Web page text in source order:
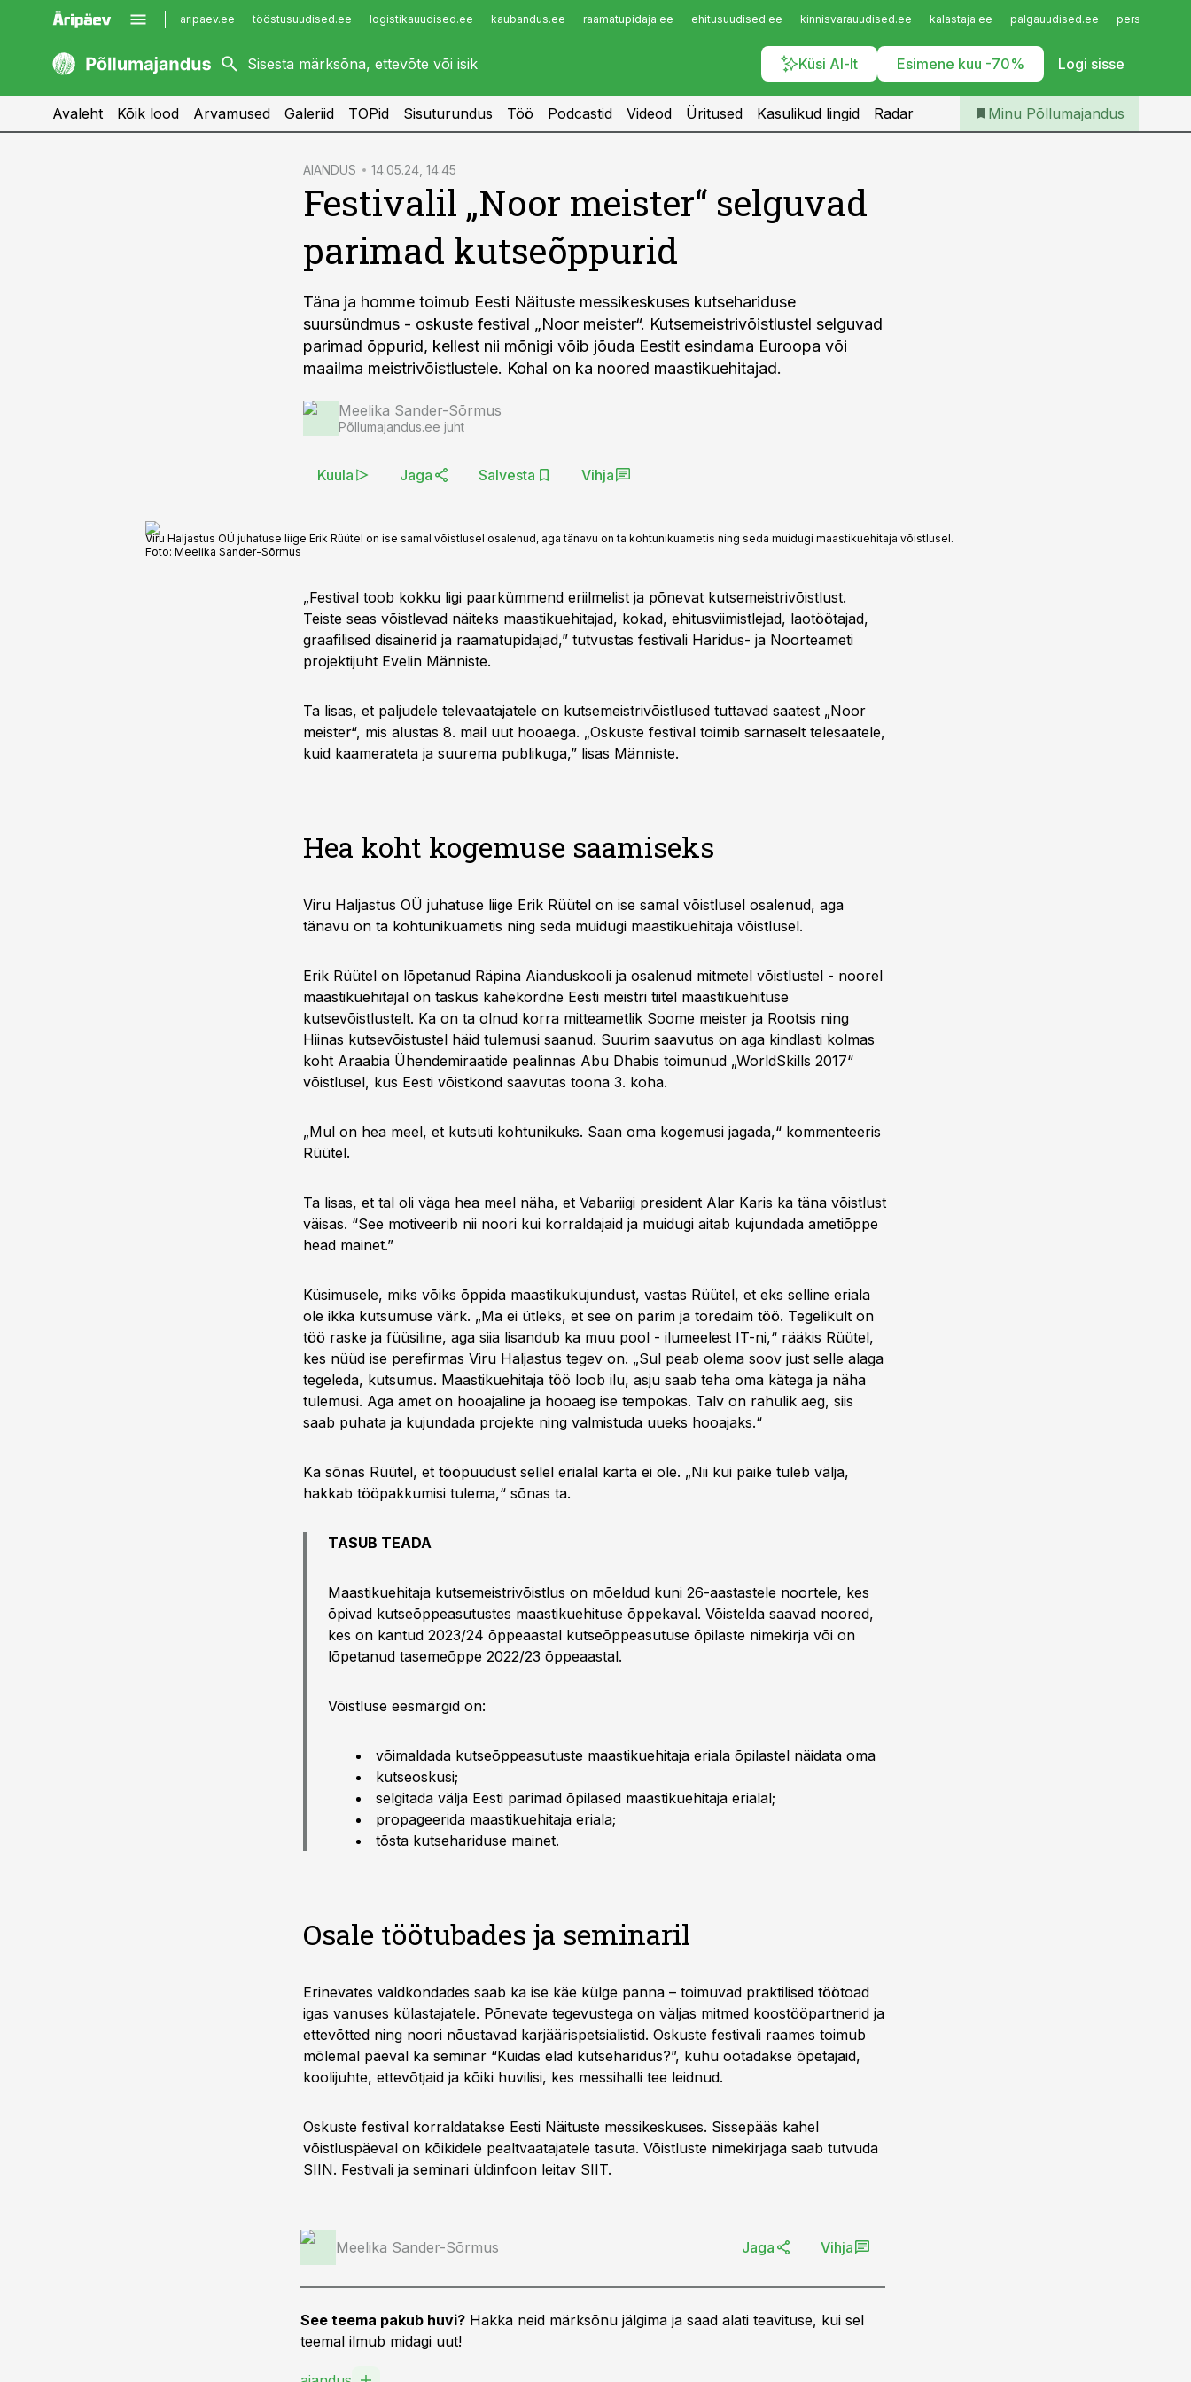
aripaev.ee tööstusuudised.ee logistikauudised.ee kaubandus.ee raamatupidaja.ee ehitusuudised.ee kinnisvarauudised.ee kalastaja.ee palgauudised.ee
Küsi AI-lt Esimene kuu -70% Logi sisse
kaubandus.ee
kinnisvarauudised.ee
imelineajalugu.ee
Infopank
Iseteenindus
Telli Põllumajandus
Avaleht Kõik lood Arvamused Galeriid TOPid Sisuturundus Töö Podcastid Videod Üritused Kasulikud lingid Radar Minu Põllumajandus
AIANDUS 14.05.24, 14:45
Festivalil „Noor meister“ selguvad
parimad kutseõppurid
Täna ja homme toimub Eesti Näituste messikeskuses kutsehariduse
suursündmus - oskuste festival „Noor meister“. Kutsemeistrivõistlustel selguvad
parimad õppurid, kellest nii mõnigi võib jõuda Eestit esindama Euroopa või
maailma meistrivõistlustele. Kohal on ka noored maastikuehitajad.
Meelika Sander-Sõrmus
Põllumajandus.ee juht
Kuula Jaga Salvesta Vihja
Viru Haljastus OÜ juhatuse liige Erik Rüütel on ise samal võistlusel osalenud, aga tänavu on ta kohtunikuametis ning seda muidugi maastikuehitaja võistlusel.
Foto: Meelika Sander-Sõrmus
„Festival toob kokku ligi paarkümmend eriilmelist ja põnevat kutsemeistrivõistlust.
Teiste seas võistlevad näiteks maastikuehitajad, kokad, ehitusviimistlejad, laotöötajad,
graafilised disainerid ja raamatupidajad,” tutvustas festivali Haridus- ja Noorteameti
projektijuht Evelin Männiste.
Ta lisas, et paljudele televaatajatele on kutsemeistrivõistlused tuttavad saatest „Noor
meister“, mis alustas 8. mail uut hooaega. „Oskuste festival toimib sarnaselt telesaatele,
kuid kaamerateta ja suurema publikuga,” lisas Männiste.
Hea koht kogemuse saamiseks
Viru Haljastus OÜ juhatuse liige Erik Rüütel on ise samal võistlusel osalenud, aga
tänavu on ta kohtunikuametis ning seda muidugi maastikuehitaja võistlusel.
Erik Rüütel on lõpetanud Räpina Aianduskooli ja osalenud mitmetel võistlustel - noorel
maastikuehitajal on taskus kahekordne Eesti meistri tiitel maastikuehituse
kutsevõistlustelt. Ka on ta olnud korra mitteametlik Soome meister ja Rootsis ning
Hiinas kutsevõistustel häid tulemusi saanud. Suurim saavutus on aga kindlasti kolmas
koht Araabia Ühendemiraatide pealinnas Abu Dhabis toimunud „WorldSkills 2017“
võistlusel, kus Eesti võistkond saavutas toona 3. koha.
„Mul on hea meel, et kutsuti kohtunikuks. Saan oma kogemusi jagada,“ kommenteeris
Rüütel.
Ta lisas, et tal oli väga hea meel näha, et Vabariigi president Alar Karis ka täna võistlust
väisas. “See motiveerib nii noori kui korraldajaid ja muidugi aitab kujundada ametiõppe
head mainet.”
Küsimusele, miks võiks õppida maastikukujundust, vastas Rüütel, et eks selline eriala
ole ikka kutsumuse värk. „Ma ei ütleks, et see on parim ja toredaim töö. Tegelikult on
töö raske ja füüsiline, aga siia lisandub ka muu pool - ilumeelest IT-ni,“ rääkis Rüütel,
kes nüüd ise perefirmas Viru Haljastus tegev on. „Sul peab olema soov just selle alaga
tegeleda, kutsumus. Maastikuehitaja töö loob ilu, asju saab teha oma kätega ja näha
tulemusi. Aga amet on hooajaline ja hooaeg ise tempokas. Talv on rahulik aeg, siis
saab puhata ja kujundada projekte ning valmistuda uueks hooajaks.“
Ka sõnas Rüütel, et tööpuudust sellel erialal karta ei ole. „Nii kui päike tuleb välja,
hakkab tööpakkumisi tulema,“ sõnas ta.
TASUB TEADA
Maastikuehitaja kutsemeistrivõistlus on mõeldud kuni 26-aastastele noortele, kes
õpivad kutseõppeasutustes maastikuehituse õppekaval. Võistelda saavad noored,
kes on kantud 2023/24 õppeaastal kutseõppeasutuse õpilaste nimekirja või on
lõpetanud tasemeõppe 2022/23 õppeaastal.
Võistluse eesmärgid on:
võimaldada kutseõppeasutuste maastikuehitaja eriala õpilastel näidata oma
kutseoskusi;
selgitada välja Eesti parimad õpilased maastikuehitaja erialal;
propageerida maastikuehitaja eriala;
tõsta kutsehariduse mainet.
Osale töötubades ja seminaril
Erinevates valdkondades saab ka ise käe külge panna – toimuvad praktilised töötoad
igas vanuses külastajatele. Põnevate tegevustega on väljas mitmed koostööpartnerid ja
ettevõtted ning noori nõustavad karjäärispetsialistid. Oskuste festivali raames toimub
mõlemal päeval ka seminar “Kuidas elad kutseharidus?”, kuhu ootadakse õpetajaid,
koolijuhte, ettevõtjaid ja kõiki huvilisi, kes messihalli tee leidnud.
Oskuste festival korraldatakse Eesti Näituste messikeskuses. Sissepääs kahel
võistluspäeval on kõikidele pealtvaatajatele tasuta. Võistluste nimekirjaga saab tutvuda
SIIN. Festivali ja seminari üldinfoon leitav SIIT.
Meelika Sander-Sõrmus Jaga Vihja
See teema pakub huvi? Hakka neid märksõnu jälgima ja saad alati teavituse, kui sel
teemal ilmub midagi uut!